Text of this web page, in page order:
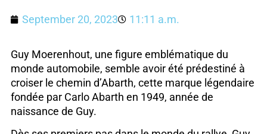
September 20, 2023 11:11 a.m.
Guy Moerenhout, une figure emblématique du
monde automobile, semble avoir été prédestiné à
croiser le chemin d’Abarth, cette marque légendaire
fondée par Carlo Abarth en 1949, année de
naissance de Guy.